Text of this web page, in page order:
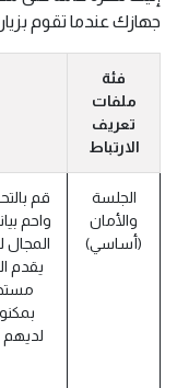
جهازك عندما تقوم
فئة
ملفات
تعريف
الارتباط
الجلسة
والأمان
(أساسي)
قم
واحم
المجال
يقدم
لديهم